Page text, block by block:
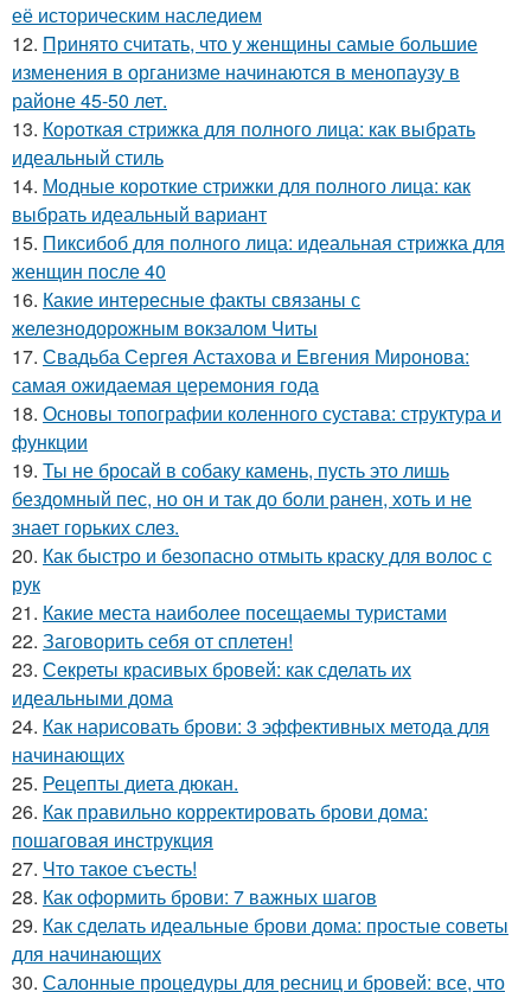
её историческим наследием
12. Принято считать, что у женщины самые большие
изменения в организме начинаются в менопаузу в
районе 45-50 лет.
13. Короткая стрижка для полного лица: как выбрать
идеальный стиль
14. Модные короткие стрижки для полного лица: как
выбрать идеальный вариант
15. Пиксибоб для полного лица: идеальная стрижка для
женщин после 40
16. Какие интересные факты связаны с
железнодорожным вокзалом Читы
17. Свадьба Сергея Астахова и Евгения Миронова:
самая ожидаемая церемония года
18. Основы топографии коленного сустава: структура и
функции
19. Ты не бросай в собаку камень, пусть это лишь
бездомный пес, но он и так до боли ранен, хоть и не
знает горьких слез.
20. Как быстро и безопасно отмыть краску для волос с
рук
21. Какие места наиболее посещаемы туристами
22. Заговорить себя от сплетен!
23. Секреты красивых бровей: как сделать их
идеальными дома
24. Как нарисовать брови: 3 эффективных метода для
начинающих
25. Рецепты диета дюкан.
26. Как правильно корректировать брови дома:
пошаговая инструкция
27. Что такое съесть!
28. Как оформить брови: 7 важных шагов
29. Как сделать идеальные брови дома: простые советы
для начинающих
30. Салонные процедуры для ресниц и бровей: все, что